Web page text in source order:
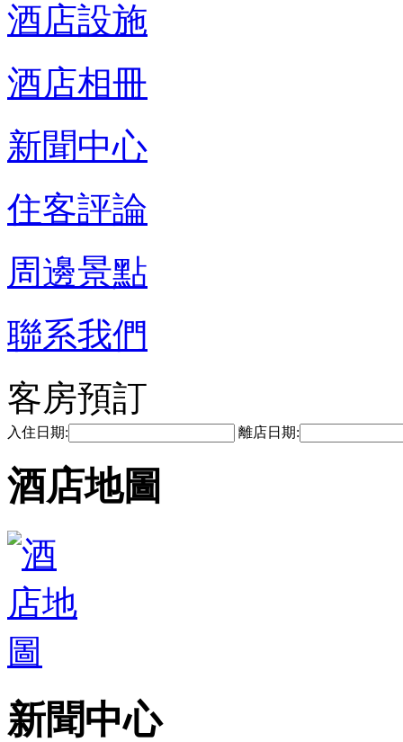
酒店設施
酒店相冊
新聞中心
住客評論
周邊景點
聯系我們
客房預訂
入住日期: 離店日期:
酒店地圖
新聞中心